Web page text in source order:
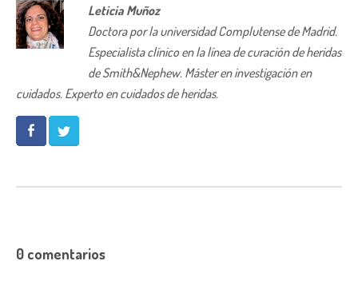
Leticia Muñoz
Doctora por la universidad Complutense de Madrid.
Especialista clínico en la línea de curación de heridas
de Smith&Nephew. Máster en investigación en
cuidados. Experto en cuidados de heridas.
0 comentarios